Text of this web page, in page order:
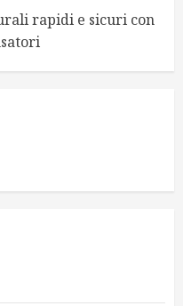
rapidi e sicuri con